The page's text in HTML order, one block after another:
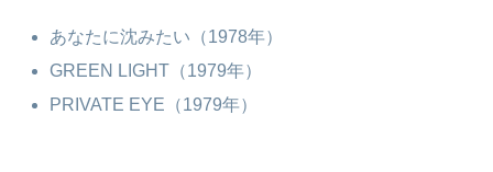
あなたに沈みたい（1978年）
GREEN LIGHT（1979年）
PRIVATE EYE（1979年）